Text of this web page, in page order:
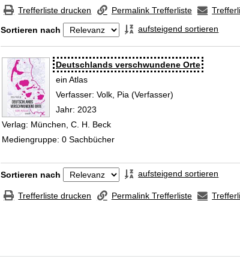
Trefferliste drucken Permalink Trefferliste
Sortieren nach aufsteigend sortieren
Suchergebnis
Zu den Suchfiltern springen
Deutschlands verschwundene Orte
ein Atlas
Verfasser: Volk, Pia (Verfasser)
Jahr: 2023
Verlag: München, C. H. Beck
Mediengruppe: 0 Sachbücher
Zu den Suchfiltern springen
Sortieren nach aufsteigend sortieren
Trefferliste drucken Permalink Trefferliste